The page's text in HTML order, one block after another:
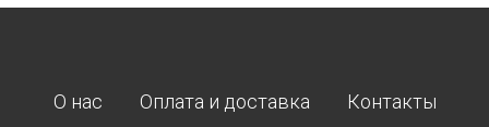
О нас Оплата и доставка
Контакты